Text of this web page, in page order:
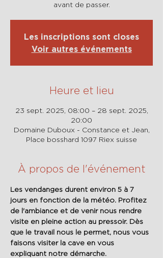
avant de passer.
Les inscriptions sont closes
Voir autres événements
Heure et lieu
23 sept. 2025, 08:00 – 28 sept. 2025,
20:00
Domaine Duboux - Constance et Jean,
Place bosshard 1097 Riex suisse
À propos de l'événement
Les vendanges durent environ 5 à 7
jours en fonction de la météo. Profitez
de l'ambiance et de venir nous rendre
visite en pleine action au pressoir. Dès
que le travail nous le permet, nous vous
faisons visiter la cave en vous
expliquant notre démarche.